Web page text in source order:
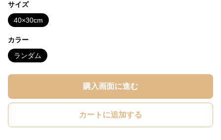
サイズ
40×30cm
カラー
ランダム
購入画面に進む
カートに追加する